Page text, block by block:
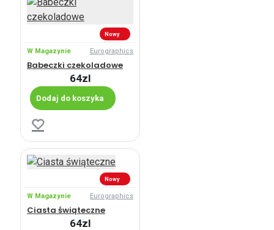
Nowy
W Magazynie Eurographics
Babeczki czekoladowe
64zl
Dodaj do koszyka
Nowy
W Magazynie Eurographics
Ciasta świąteczne
64zl